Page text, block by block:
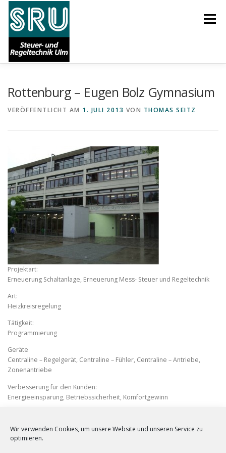
Wir verwenden Cookies, um unsere Website und unseren Service zu
optimieren.
Inhalt
springen
Menü
START AKTUELLES ÜBER UNS KARRIERE
REFERENZEN SUPPORT
IMPRESSUM
Rottenburg – Eugen Bolz Gymnasium
VERÖFFENTLICHT AM 1. JULI 2013 VON THOMAS SEITZ
Projektart:
Erneuerung Schaltanlage, Erneuerung Mess- Steuer und Regeltechnik
Art:
Heizkreisregelung
Tätigkeit:
Programmierung
Geräte
Centraline – Regelgerät, Centraline – Fühler, Centraline – Antriebe,
Zonenantriebe
Verbesserung für den Kunden:
Energieeinsparung, Betriebssicherheit, Komfortgewinn